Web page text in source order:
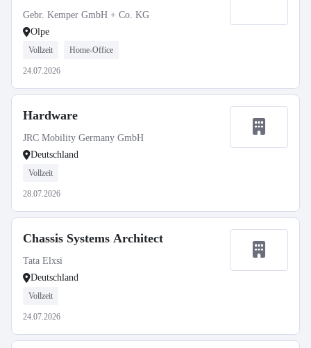
Gebr. Kemper GmbH + Co. KG
Olpe
Vollzeit Home-Office
24.07.2026
Hardware
JRC Mobility Germany GmbH
Deutschland
Vollzeit
28.07.2026
Chassis Systems Architect
Tata Elxsi
Deutschland
Vollzeit
24.07.2026